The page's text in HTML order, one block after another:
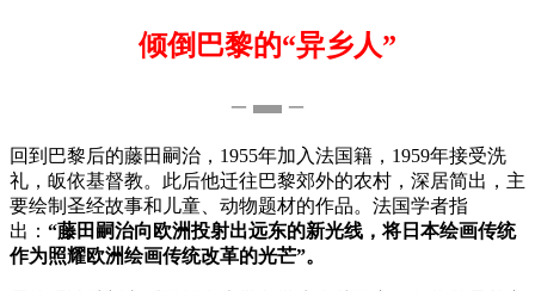
倾倒巴黎的“异乡人”
– ▬ –
回到巴黎后的藤田嗣治，1955年加入法国籍，1959年接受洗
礼，皈依基督教。此后他迁往巴黎郊外的农村，深居简出，主
要绘制圣经故事和儿童、动物题材的作品。法国学者指
出： “藤田嗣治向欧洲投射出远东的新光线，将日本绘画传统
作为照耀欧洲绘画传统改革的光芒”。